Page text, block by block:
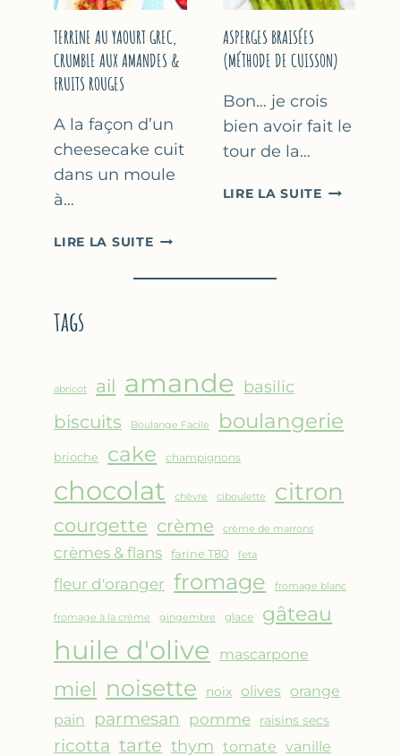
TERRINE AU YAOURT GREC,
CRUMBLE AUX AMANDES &
FRUITS ROUGES
A la façon d’un
cheesecake cuit
dans un moule
à…
LIRE LA SUITETERRINE
YAOURT
&
ROUGES
ASPERGES BRAISÉES
(MÉTHODE DE CUISSON)
Bon… je crois
bien avoir fait le
tour de la…
LIRE LA SUITEASPERGES
tags
abricot ail amande basilic
biscuits Boulange Facile boulangerie
brioche cake champignons
chocolat chèvre ciboulette citron
courgette crème crème de marrons
crèmes & flans farine T80 feta
fleur d'oranger fromage fromage blanc
fromage à la crème gingembre glace gâteau
huile d'olive mascarpone
miel noisette noix olives orange
pain
parmesan pomme raisins secs
ricotta tarte thym tomate vanille